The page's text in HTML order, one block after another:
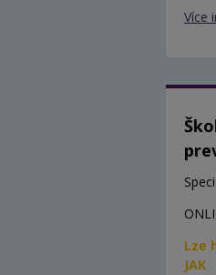
Více
Lze
JAK